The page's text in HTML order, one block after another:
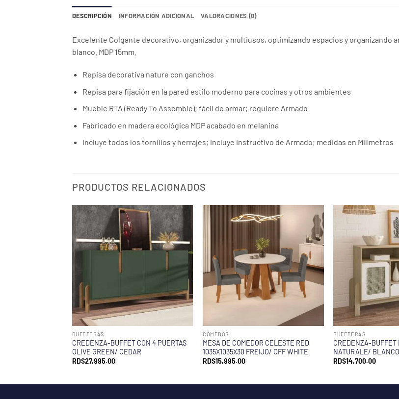
DESCRIPCIÓN INFORMACIÓN ADICIONAL VALORACIONES (0)
Excelente Colgante decorativo, organizador y multiusos, optimizando espacios y organizando
blanco. MDP 15mm.
Repisa decorativa nature con ganchos
Repisa para fijación en la pared estilo moderno para cocinas y otros ambientes
Mueble RTA (Ready To Assemble); fácil de armar; requiere Armado
Fabricado en madera ecológica MDP acabado en melanina
Incluye todos los tornillos y herrajes; incluye Instructivo de Armado; medidas en Milímetros
PRODUCTOS RELACIONADOS
BUFETERAS
CREDENZA-BUFFET CON 4 PUERTAS
OLIVE GREEN/ CEDAR
RD$27,995.00
COMEDOR
MESA DE COMEDOR CELESTE RED
1035X1035X30 FREIJO/ OFF WHITE
RD$15,995.00
BUFETERAS
CREDENZA-BUFFET
NATURALE/ BLANCO
RD$14,700.00